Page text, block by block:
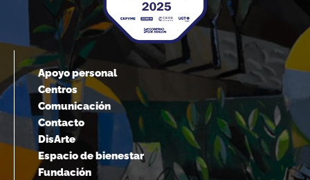
Apoyo personal
Centros
Comunicación
Contacto
DisArte
Espacio de bienestar
Fundación